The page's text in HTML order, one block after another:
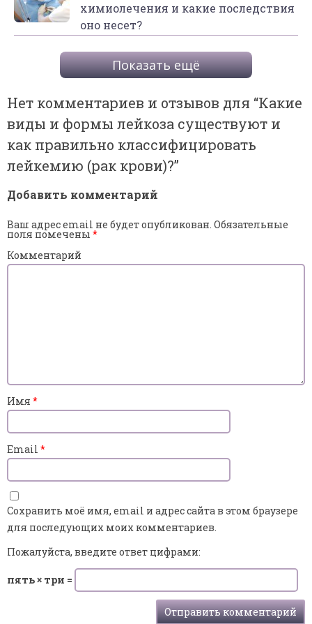
химиолечения и какие последствия
оно несет?
Показать ещё
Нет комментариев и отзывов для “Какие
виды и формы лейкоза существуют и
как правильно классифицировать
лейкемию (рак крови)?”
Добавить комментарий
Ваш адрес email не будет опубликован. Обязательные
поля помечены *
Комментарий
Имя *
Email *
Сохранить моё имя, email и адрес сайта в этом браузере
для последующих моих комментариев.
Пожалуйста, введите ответ цифрами:
пять × три =